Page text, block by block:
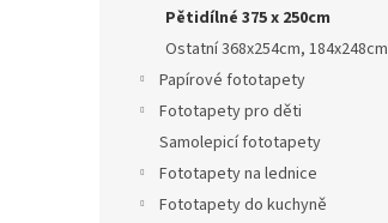
Pětidílné 375 x 250cm
Ostatní 368x254cm, 184x248cm
Papírové fototapety
Fototapety pro děti
Samolepicí fototapety
Fototapety na lednice
Fototapety do kuchyně